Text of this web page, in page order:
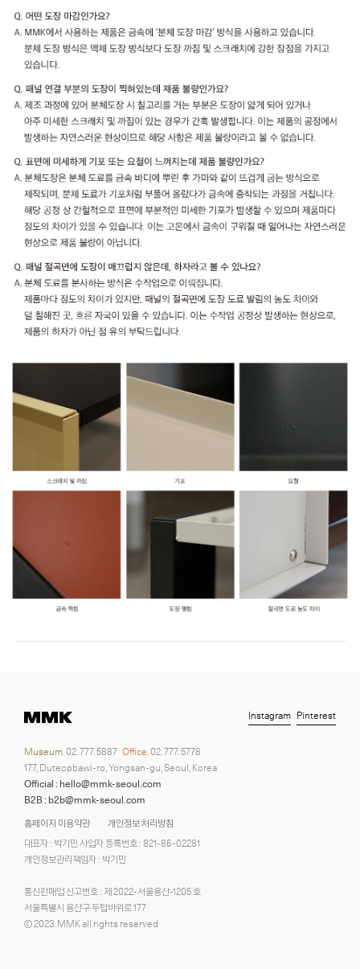
홈페이지 이용약관
개인정보 처리방침
대표자 : 박기민 사업자 등록번호 : 821-86-02281
개인정보관리책임자 : 박기민
통신판매업 신고번호 : 제 2022-서울용산-1205 호
서울특별시 용산구 두텁바위로 177
ⓒ 2023. MMK all rights reserved
Museum. 02. 777. 5887 Office. 02. 777. 5778
177, Duteopbawi-ro, Yongsan-gu, Seoul, Korea
Official : hello@mmk-seoul.com
B2B : b2b@mmk-seoul.com
Instagram Pinterest